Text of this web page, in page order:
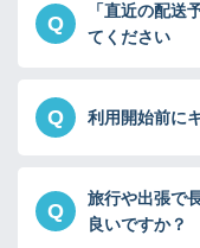
Q
「直近の配送
てください
Q 利用開始前に
Q
旅行や出張で
良いですか？